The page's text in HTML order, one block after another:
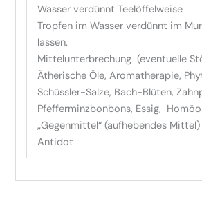
Wasser verdünnt Teelöffelweise
Tropfen im Wasser verdünnt im
lassen.
Mittelunterbrechung (eventuelle
Ätherische Öle, Aromatherapie,
Schüssler-Salze, Bach-Blüten,
Pfefferminzbonbons, Essig,
„Gegenmittel“ (aufhebendes Mittel)
Antidot